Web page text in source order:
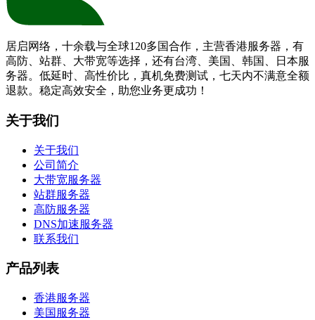
居启网络，十余载与全球120多国合作，主营香港服务器，有
高防、站群、大带宽等选择，还有台湾、美国、韩国、日本服
务器。低延时、高性价比，真机免费测试，七天内不满意全额
退款。稳定高效安全，助您业务更成功！
关于我们
关于我们
公司简介
大带宽服务器
站群服务器
高防服务器
DNS加速服务器
联系我们
产品列表
香港服务器
美国服务器